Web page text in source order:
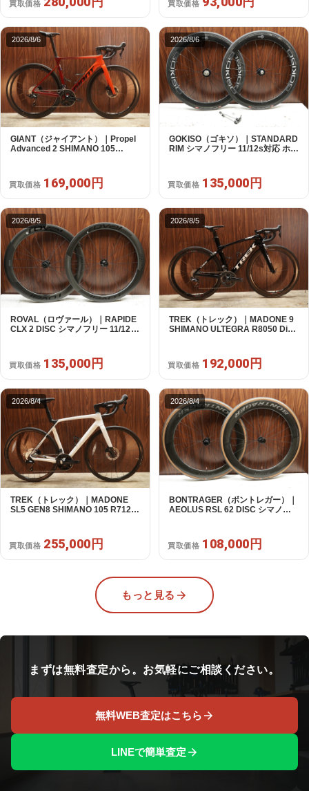
買取価格 買取価格
2026/8/6
GIANT（ジャイアント）｜Propel
Advanced 2 SHIMANO 105
買取価格 169,000円
2026/8/6
GOKISO（ゴキソ）｜STANDARD
RIM シマノフリー 11/12s対応 ホイ
買取価格 135,000円
2026/8/5
ROVAL（ロヴァール）｜RAPIDE
CLX 2 DISC シマノフリー 11/12s
買取価格 135,000円
2026/8/5
TREK（トレック）｜MADONE 9
SHIMANO ULTEGRA R8050 Di2
買取価格 192,000円
2026/8/4
TREK（トレック）｜MADONE
SL5 GEN8 SHIMANO 105 R7120
買取価格 255,000円
2026/8/4
BONTRAGER（ボントレガー）｜
AEOLUS RSL 62 DISC シマノフ
買取価格 108,000円
もっと見る
まずは無料査定から。お気軽にご相談ください。
無料WEB査定はこちら
LINEで簡単査定